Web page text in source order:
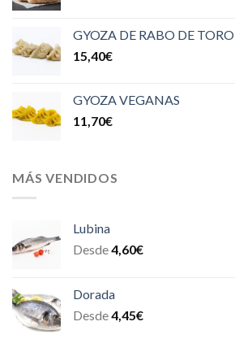
GYOZA DE RABO DE TORO
15,40€
GYOZA VEGANAS
11,70€
MÁS VENDIDOS
Lubina
Desde4,60€
Dorada
Desde4,45€